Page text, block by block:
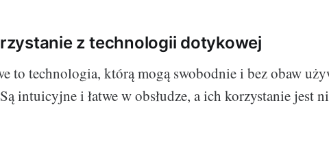
z technologii dotykowej
to technologia, którą mogą swobodnie i bez obaw
intuicyjne i łatwe w obsłudze, a ich korzystanie jest